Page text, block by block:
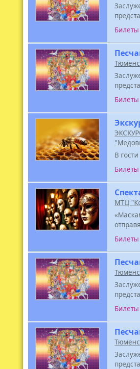
В
МТЦ